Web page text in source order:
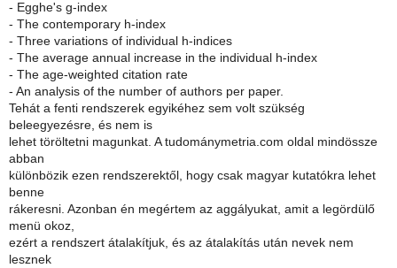
- Egghe's g-index
- The contemporary h-index
- Three variations of individual h-indices
- The average annual increase in the individual h-index
- The age-weighted citation rate
- An analysis of the number of authors per paper.
Tehát a fenti rendszerek egyikéhez sem volt szükség
beleegyezésre, és nem is
lehet töröltetni magunkat. A tudománymetria.com oldal mindössze
abban
különbözik ezen rendszerektől, hogy csak magyar kutatókra lehet
benne
rákeresni. Azonban én megértem az aggályukat, amit a legördülő
menü okoz,
ezért a rendszert átalakítjuk, és az átalakítás után nevek nem
lesznek